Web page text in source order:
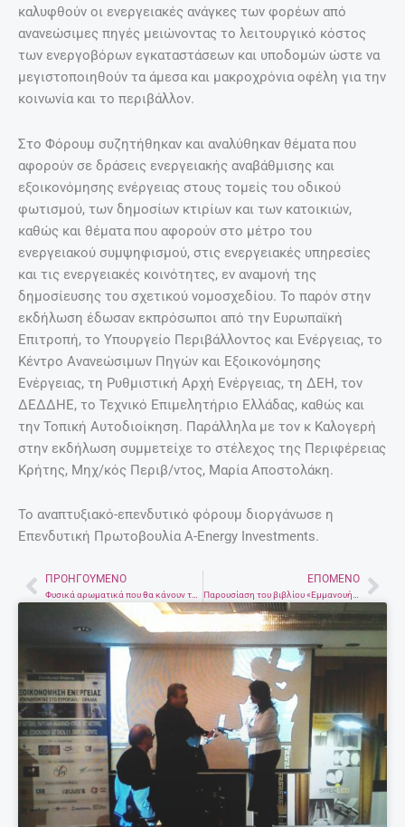
καλυφθούν οι ενεργειακές ανάγκες των φορέων από
ανανεώσιμες πηγές μειώνοντας το λειτουργικό κόστος
των ενεργοβόρων εγκαταστάσεων και υποδομών ώστε να
μεγιστοποιηθούν τα άμεσα και μακροχρόνια οφέλη για την
κοινωνία και το περιβάλλον.
Στο Φόρουμ συζητήθηκαν και αναλύθηκαν θέματα που
αφορούν σε δράσεις ενεργειακής αναβάθμισης και
εξοικονόμησης ενέργειας στους τομείς του οδικού
φωτισμού, των δημοσίων κτιρίων και των κατοικιών,
καθώς και θέματα που αφορούν στο μέτρο του
ενεργειακού συμψηφισμού, στις ενεργειακές υπηρεσίες
και τις ενεργειακές κοινότητες, εν αναμονή της
δημοσίευσης του σχετικού νομοσχεδίου. Το παρόν στην
εκδήλωση έδωσαν εκπρόσωποι από την Ευρωπαϊκή
Επιτροπή, το Υπουργείο Περιβάλλοντος και Ενέργειας, το
Κέντρο Ανανεώσιμων Πηγών και Εξοικονόμησης
Ενέργειας, τη Ρυθμιστική Αρχή Ενέργειας, τη ΔΕΗ, τον
ΔΕΔΔΗΕ, το Τεχνικό Επιμελητήριο Ελλάδας, καθώς και
την Τοπική Αυτοδιοίκηση. Παράλληλα με τον κ Καλογερή
στην εκδήλωση συμμετείχε το στέλεχος της Περιφέρειας
Κρήτης, Μηχ/κός Περιβ/ντος, Μαρία Αποστολάκη.
Το αναπτυξιακό-επενδυτικό φόρουμ διοργάνωσε η
Επενδυτική Πρωτοβουλία A-Energy Investments.
Prev
ΠΡΟΗΓΟΎΜΕΝΟ ΕΠΌΜΕΝΟ